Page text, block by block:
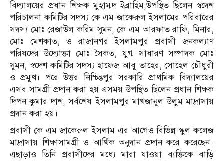
বিদ্যালয়ের প্রধান শিক্ষক মুহাম্মদ ইব্রাহিম,উপস্থিত ছিলেন স্বদেশ
পরিচালনা কমিটির সদস্য কে এম জাকেরুল ইসলামের পরিবারের
সদস্য মোঃ রেজাউল করিম সুমন, কে এম আরফাত রাফি, মিনার,
মোঃ মেশকাত, ও রাজানগর ইসলামপুর প্রবাসী জনকল্যাণ
পরিষদের উদ্যোক্তা মোঃ সৈকত, যুগ্ম সাধারণ সম্পাদক মোঃ
সুমন, স্বদেশ কমিটির সদস্য হাফেজ আবু তাহের, সোহেল চৌধুরী
ও প্রমুখ। পরে উত্তর নিশ্চিন্তপুর সরকারি প্রাথমিক বিদ্যালয়ের
এসব সামগ্রী প্রদান করা হয় এসময় উপস্থিত ছিলেন প্রধান শিক্ষক
দিপন কুমার দাশ, সর্বশেষ ইসলামপুর মাখজানুল উলুম মাদ্রাসায়
প্রদান করা হয়।
প্রবাসী কে এম জাকেরুল ইসলাম এর আগেও বিভিন্ন স্কুল কলেজ
মাদ্রাসায় শিক্ষাসামগ্রী ও আর্থিক অনুদান প্রদান করে করেছেন।
এছাড়াও তিনি প্রবাসীদের মধ্যে মারা যাওয়া ব্যক্তিকে বাড়ি